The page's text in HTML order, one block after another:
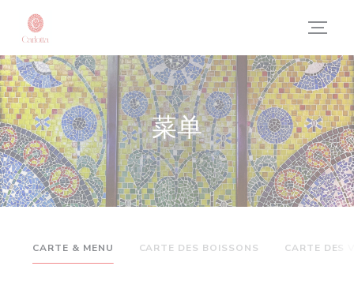
Cookie管理面板
菜单
CARTE & MENU CARTE DES BOISSONS CARTE DES